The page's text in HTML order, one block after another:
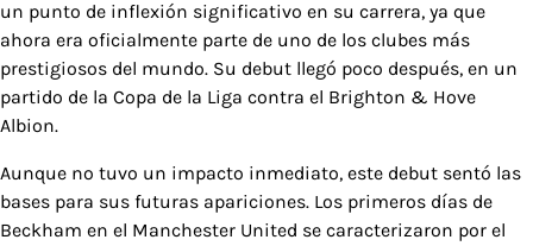
un punto de inflexión significativo en su carrera, ya que
ahora era oficialmente parte de uno de los clubes más
prestigiosos del mundo. Su debut llegó poco después, en un
partido de la Copa de la Liga contra el Brighton & Hove
Albion.
Aunque no tuvo un impacto inmediato, este debut sentó las
bases para sus futuras apariciones. Los primeros días de
Beckham en el Manchester United se caracterizaron por el